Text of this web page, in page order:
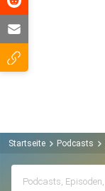
Startseite Podcasts